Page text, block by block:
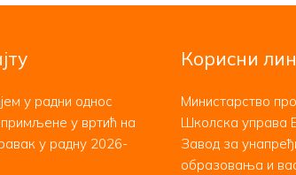
у радни однос
у вртић на
у радну 2026-
Корисни
Министарство
Школска управа
Завод за
образовања и